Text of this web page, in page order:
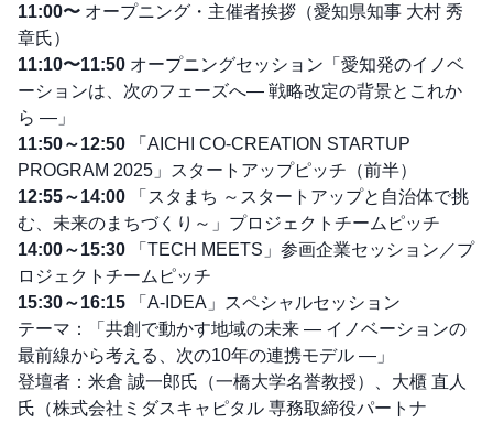
11:00〜 オープニング・主催者挨拶（愛知県知事 大村 秀
章氏）
11:10〜11:50 オープニングセッション「愛知発のイノベ
ーションは、次のフェーズへ― 戦略改定の背景とこれか
ら ―」
11:50～12:50 「AICHI CO-CREATION STARTUP
PROGRAM 2025」スタートアップピッチ（前半）
12:55～14:00 「スタまち ～スタートアップと自治体で挑
む、未来のまちづくり～」プロジェクトチームピッチ
14:00～15:30 「TECH MEETS」参画企業セッション／プ
ロジェクトチームピッチ
15:30～16:15 「A-IDEA」スペシャルセッション
テーマ：「共創で動かす地域の未来 ― イノベーションの
最前線から考える、次の10年の連携モデル ―」
登壇者：米倉 誠一郎氏（一橋大学名誉教授）、大櫃 直人
氏（株式会社ミダスキャピタル 専務取締役パートナ